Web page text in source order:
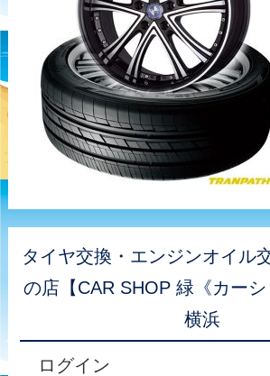
タイヤ交換・エンジンオイル
の店【CAR SHOP 緑《カーシ
横浜
ログイン